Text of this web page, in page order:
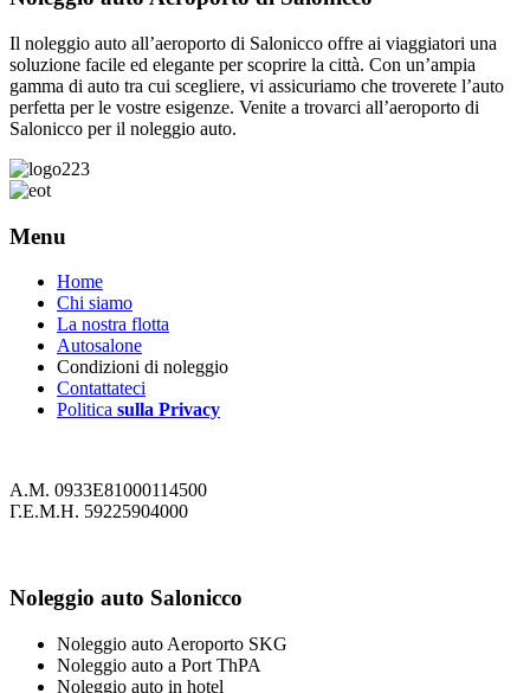
Il noleggio auto all’aeroporto di Salonicco offre ai viaggiatori una
soluzione facile ed elegante per scoprire la città. Con un’ampia
gamma di auto tra cui scegliere, vi assicuriamo che troverete l’auto
perfetta per le vostre esigenze. Venite a trovarci all’aeroporto di
Salonicco per il noleggio auto.
Menu
Home
Chi siamo
La nostra flotta
Autosalone
Condizioni di noleggio
Contattateci
Politica sulla Privacy
Α.Μ. 0933Ε81000114500
Γ.Ε.Μ.Η. 59225904000
Noleggio auto Salonicco
Noleggio auto Aeroporto SKG
Noleggio auto a Port ThPA
Noleggio auto in hotel